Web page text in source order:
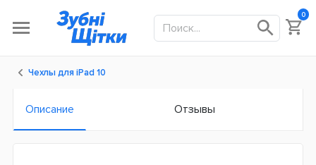
0
Чехлы для iPad 10
Описание Отзывы